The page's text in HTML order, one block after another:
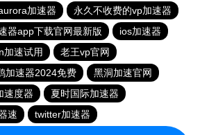
加速器
永久不收费的vp加速器
器app下载官网最新版
ios加速器
加速试用
老王vp官网
加速器2024免费
黑洞加速官网
速度器
夏时国际加速器
速
twitter加速器